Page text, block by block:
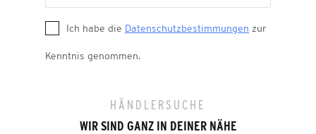
Ich habe die Datenschutzbestimmungen zur
Kenntnis genommen.
HÄNDLERSUCHE
WIR SIND GANZ IN DEINER NÄHE